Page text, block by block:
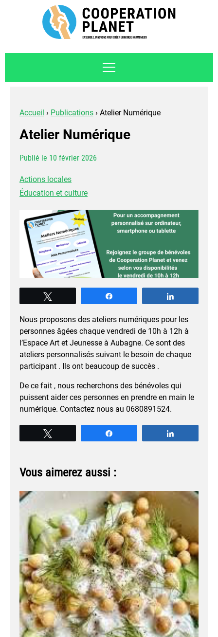
Accueil › Publications › Atelier Numérique
Atelier Numérique
Publié le 10 février 2026
Actions locales
Éducation et culture
Nous proposons des ateliers numériques pour les
personnes âgées chaque vendredi de 10h à 12h à
l’Espace Art et Jeunesse à Aubagne. Ce sont des
ateliers personnalisés suivant le besoin de chaque
participant . Ils ont beaucoup de succès .
De ce fait , nous recherchons des bénévoles qui
puissent aider ces personnes en prendre en main le
numérique. Contactez nous au 0680891524.
Vous aimerez aussi :